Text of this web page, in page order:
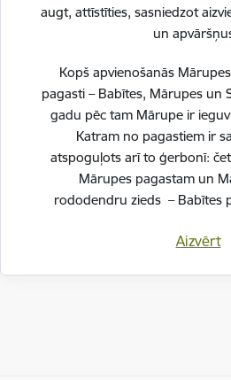
augt, attīstīties, sasniedzot
un
Kopš apvienošanās
pagasti – Babītes, Mārupes un
gadu pēc tam Mārupe ir
Katram no pagastiem ir
atspoguļots arī to ģerbonī:
Mārupes pagastam un
rododendru zieds – Babītes
simbolus vienotā, stilizētā
Aizvērt
Dokumenti